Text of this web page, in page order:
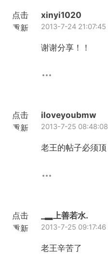
点击
重新
xinyi1020
2013-7-24 21:07:45
谢谢分享！！
点击
重新
iloveyoubmw
2013-7-25 08:48:08
老王的帖子必须顶
点击
重新
_▂上善若水.
2013-7-25 09:17:46
老王辛苦了